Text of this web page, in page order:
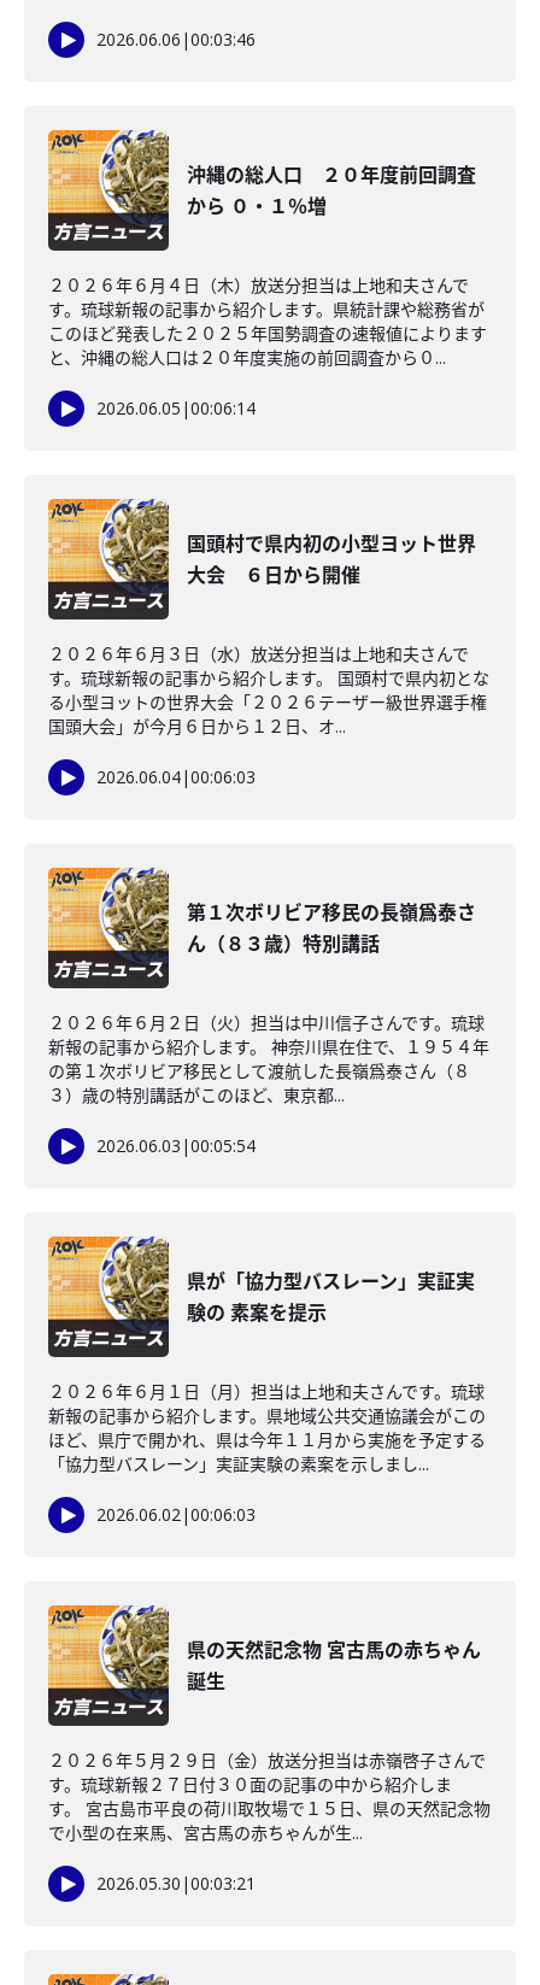
2026.06.06 |00:03:46
沖縄の総人口 ２０年度前回調査
から ０・１％増
２０２６年６月４日（木）放送分担当は上地和夫さんで
す。琉球新報の記事から紹介します。県統計課や総務省が
このほど発表した２０２５年国勢調査の速報値によります
と、沖縄の総人口は２０年度実施の前回調査から０...
2026.06.05 |00:06:14
国頭村で県内初の小型ヨット世界
大会 ６日から開催
２０２６年６月３日（水）放送分担当は上地和夫さんで
す。琉球新報の記事から紹介します。 国頭村で県内初とな
る小型ヨットの世界大会「２０２６テーザー級世界選手権
国頭大会」が今月６日から１２日、オ...
2026.06.04|00:06:03
第１次ボリビア移民の長嶺爲泰さ
ん（８３歳）特別講話
２０２６年６月２日（火）担当は中川信子さんです。琉球
新報の記事から紹介します。 神奈川県在住で、１９５４年
の第１次ボリビア移民として渡航した長嶺爲泰さん（８
３）歳の特別講話がこのほど、東京都...
2026.06.03 |00:05:54
県が「協力型バスレーン」実証実
験の 素案を提示
２０２６年６月１日（月）担当は上地和夫さんです。琉球
新報の記事から紹介します。県地域公共交通協議会がこの
ほど、県庁で開かれ、県は今年１１月から実施を予定する
「協力型バスレーン」実証実験の素案を示しまし...
2026.06.02|00:06:03
県の天然記念物 宮古馬の赤ちゃん
誕生
２０２６年５月２９日（金）放送分担当は赤嶺啓子さんで
す。琉球新報２７日付３０面の記事の中から紹介しま
す。 宮古島市平良の荷川取牧場で１５日、県の天然記念物
で小型の在来馬、宮古馬の赤ちゃんが生...
2026.05.30 |00:03:21